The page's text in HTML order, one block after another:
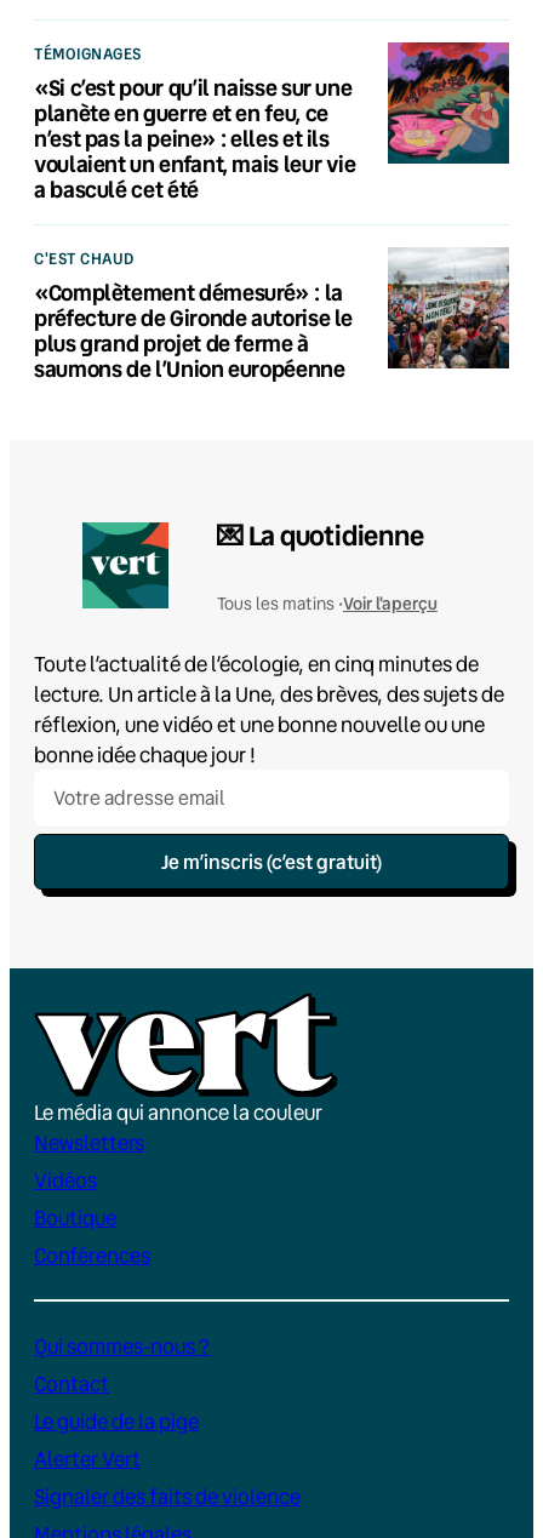
TÉMOIGNAGES
«Si c’est pour qu’il naisse sur une
planète en guerre et en feu, ce
n’est pas la peine» : elles et ils
voulaient un enfant, mais leur vie
a basculé cet été
C'EST CHAUD
«Complètement démesuré» : la
préfecture de Gironde autorise le
plus grand projet de ferme à
saumons de l’Union européenne
💌 La quotidienne
Tous les matins •Voir l'aperçu
Toute l’actualité de l’écologie, en cinq minutes de
lecture. Un article à la Une, des brèves, des sujets de
réflexion, une vidéo et une bonne nouvelle ou une
bonne idée chaque jour !
Je m’inscris (c’est gratuit)
Le média qui annonce la couleur
Newsletters
Vidéos
Boutique
Conférences
Qui sommes-nous ?
Contact
Le guide de la pige
Alerter Vert
Signaler des faits de violence